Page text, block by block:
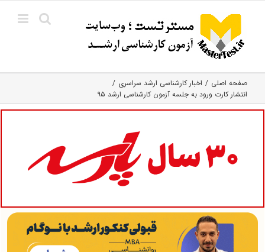
content
صفحه اصلی
اخبار کارشناسی ارشد سراسری
انتشار کارت ورود به جلسه آزمون کارشناسی ارشد ۹۵